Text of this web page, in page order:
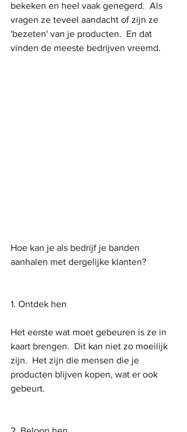
bekeken en heel vaak genegerd.  Als
vragen ze teveel aandacht of zijn ze
'bezeten' van je producten.  En dat
vinden de meeste bedrijven vreemd.
Hoe kan je als bedrijf je banden
aanhalen met dergelijke klanten?
1. Ontdek hen
Het eerste wat moet gebeuren is ze in
kaart brengen.  Dit kan niet zo moeilijk
zijn.  Het zijn die mensen die je
producten blijven kopen, wat er ook
gebeurt.